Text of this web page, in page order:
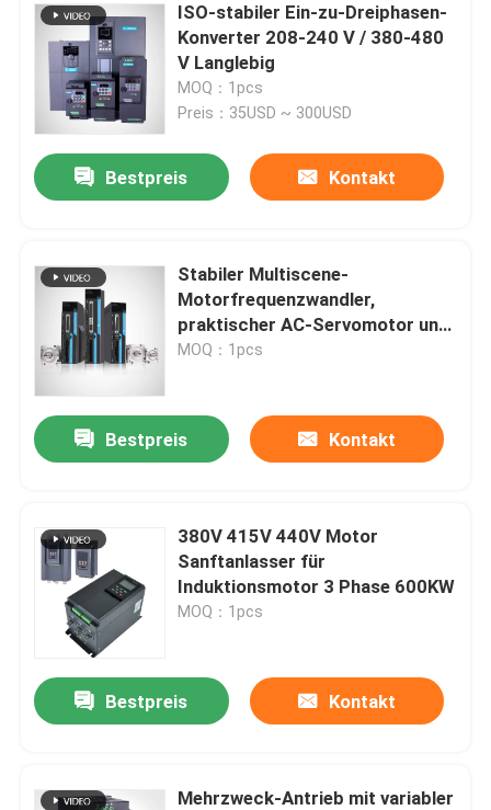
ISO-stabiler Ein-zu-Dreiphasen-
Konverter 208-240 V / 380-480
V Langlebig
MOQ：1pcs
Preis：35USD ~ 300USD
Bestpreis Kontakt
Stabiler Multiscene-
Motorfrequenzwandler,
praktischer AC-Servomotor und
Treiber
MOQ：1pcs
Bestpreis Kontakt
380V 415V 440V Motor
Sanftanlasser für
Induktionsmotor 3 Phase 600KW
MOQ：1pcs
Bestpreis Kontakt
Mehrzweck-Antrieb mit variabler